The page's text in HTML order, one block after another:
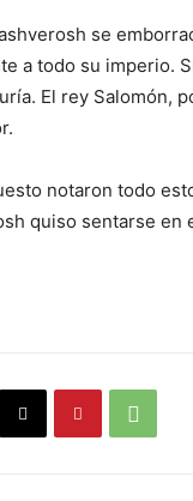
se
a todo su imperio.
El rey Salomón,
notaron todo
quiso sentarse